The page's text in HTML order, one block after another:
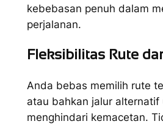
kebebasan penuh dalam
perjalanan.
Fleksibilitas Rute
Anda bebas memilih rute
atau bahkan jalur alternatif
menghindari kemacetan.